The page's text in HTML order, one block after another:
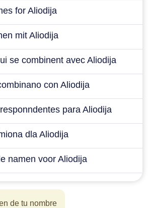
for Aliodija
mit Aliodija
se combinent avec Aliodija
con Aliodija
para Aliodija
dla Aliodija
namen voor Aliodija
de tu nombre